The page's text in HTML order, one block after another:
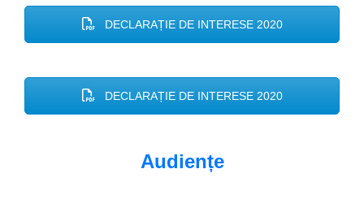
DECLARAȚIE DE INTERESE 2020
DECLARAȚIE DE INTERESE 2020
Audiențe